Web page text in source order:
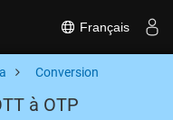
Français
Conversion
à OTP